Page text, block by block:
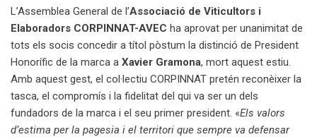
L’Assemblea General de l’Associació de Viticultors i
Elaboradors CORPINNAT-AVEC ha aprovat per unanimitat de
tots els socis concedir a títol pòstum la distinció de President
Honorífic de la marca a Xavier Gramona, mort aquest estiu.
Amb aquest gest, el col·lectiu CORPINNAT pretén reconèixer la
tasca, el compromís i la fidelitat del qui va ser un dels
fundadors de la marca i el seu primer president. «Els valors
d’estima per la pagesia i el territori que sempre va defensar